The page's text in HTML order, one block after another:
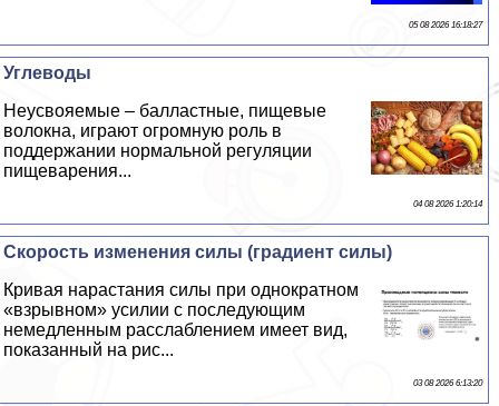
05 08 2026 16:18:27
Углеводы
Неусвояемые – балластные, пищевые
волокна, играют огромную роль в
поддержании нормальной регуляции
пищеварения...
04 08 2026 1:20:14
Скорость изменения силы (градиент силы)
Кривая нарастания силы при однократном
«взрывном» усилии с последующим
немедленным расслаблением имеет вид,
показанный на рис...
03 08 2026 6:13:20